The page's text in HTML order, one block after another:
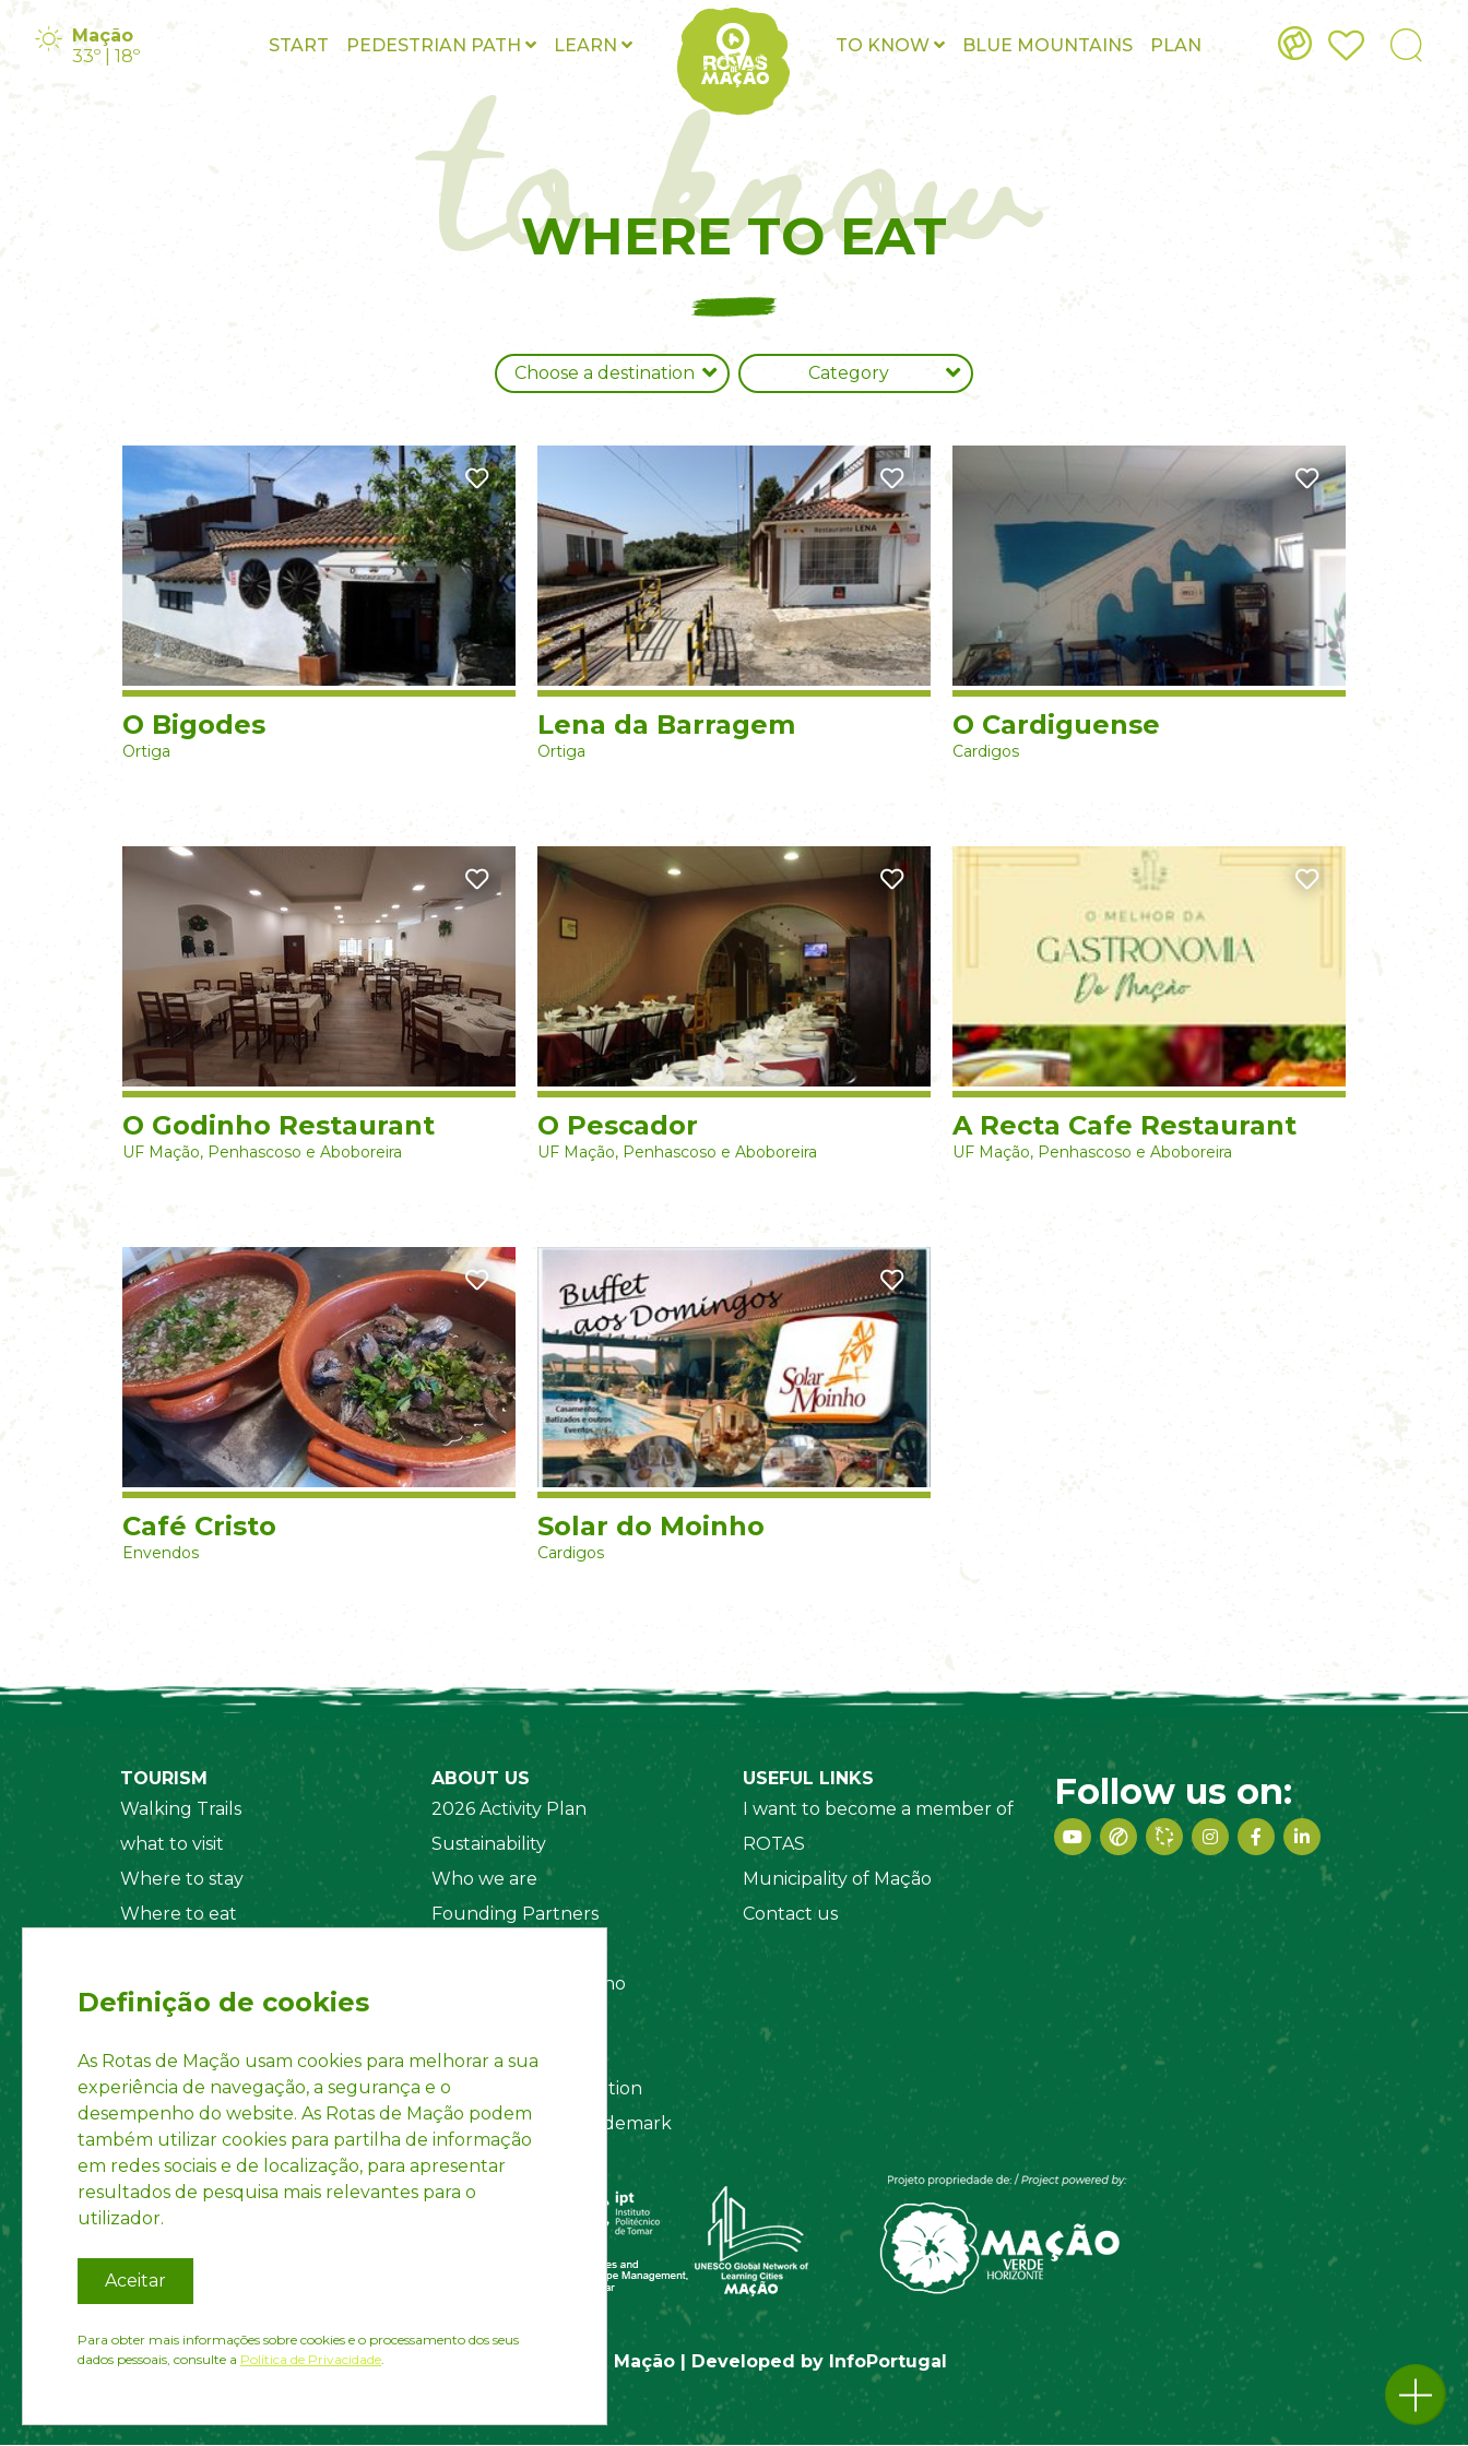
Mação
33º | 18º
START PEDESTRIAN PATH LEARN TO KNOW BLUE MOUNTAINS PLAN
to know
WHERE TO EAT
O Bigodes
Ortiga
Lena da Barragem
Ortiga
O Cardiguense
Cardigos
O Godinho Restaurant
UF Mação, Penhascoso e Aboboreira
O Pescador
UF Mação, Penhascoso e Aboboreira
A Recta Cafe Restaurant
UF Mação, Penhascoso e Aboboreira
Café Cristo
Envendos
Solar do Moinho
Cardigos
TOURISM
Walking Trails
what to visit
Where to stay
Where to eat
ABOUT US
2026 Activity Plan
Sustainability
Who we are
Founding Partners
Regulamento Interno
Privacy Policy
Accounting Information
INPI Registered Trademark
USEFUL LINKS
I want to become a member of
ROTAS
Municipality of Mação
Contact us
Follow us on:
© Rotas de Mação | Developed by InfoPortugal
Definição de cookies
As Rotas de Mação usam cookies para melhorar a sua
experiência de navegação, a segurança e o
desempenho do website. As Rotas de Mação podem
também utilizar cookies para partilha de informação
em redes sociais e de localização, para apresentar
resultados de pesquisa mais relevantes para o
utilizador.
Aceitar
Para obter mais informações sobre cookies e o processamento dos seus
dados pessoais, consulte a Política de Privacidade.